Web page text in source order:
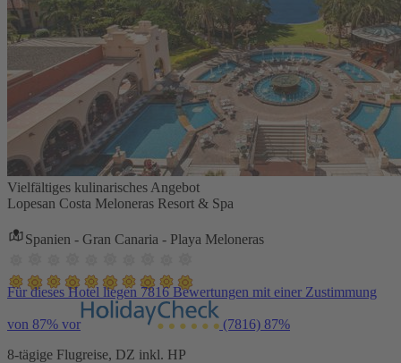
Vielfältiges kulinarisches Angebot
Lopesan Costa Meloneras Resort & Spa
Spanien - Gran Canaria - Playa Meloneras
Für dieses Hotel liegen 7816 Bewertungen mit einer Zustimmung
von 87% vor (7816) 87%
8-tägige Flugreise, DZ inkl. HP